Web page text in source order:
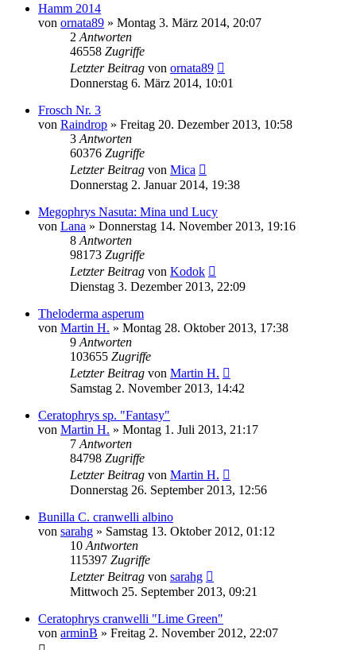
Hamm 2014
von ornata89 » Montag 3. März 2014, 20:07
2 Antworten
46558 Zugriffe
Letzter Beitrag von ornata89
Donnerstag 6. März 2014, 10:01
Frosch Nr. 3
von Raindrop » Freitag 20. Dezember 2013, 10:58
3 Antworten
60376 Zugriffe
Letzter Beitrag von Mica
Donnerstag 2. Januar 2014, 19:38
Megophrys Nasuta: Mina und Lucy
von Lana » Donnerstag 14. November 2013, 19:16
8 Antworten
98173 Zugriffe
Letzter Beitrag von Kodok
Dienstag 3. Dezember 2013, 22:09
Theloderma asperum
von Martin H. » Montag 28. Oktober 2013, 17:38
9 Antworten
103655 Zugriffe
Letzter Beitrag von Martin H.
Samstag 2. November 2013, 14:42
Ceratophrys sp. "Fantasy"
von Martin H. » Montag 1. Juli 2013, 21:17
7 Antworten
84798 Zugriffe
Letzter Beitrag von Martin H.
Donnerstag 26. September 2013, 12:56
Bunilla C. cranwelli albino
von sarahg » Samstag 13. Oktober 2012, 01:12
10 Antworten
115397 Zugriffe
Letzter Beitrag von sarahg
Mittwoch 25. September 2013, 09:21
Ceratophrys cranwelli "Lime Green"
von arminB » Freitag 2. November 2012, 22:07